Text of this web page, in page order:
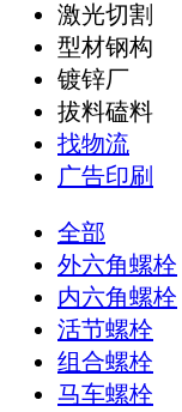
激光切割
型材钢构
镀锌厂
拔料磕料
找物流
广告印刷
全部
外六角螺栓
内六角螺栓
活节螺栓
组合螺栓
马车螺栓